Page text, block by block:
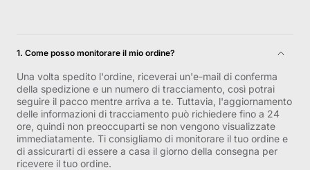
1. Come posso monitorare il mio ordine?
Una volta spedito l'ordine, riceverai un'e-mail di conferma
della spedizione e un numero di tracciamento, così potrai
seguire il pacco mentre arriva a te. Tuttavia, l'aggiornamento
delle informazioni di tracciamento può richiedere fino a 24
ore, quindi non preoccuparti se non vengono visualizzate
immediatamente. Ti consigliamo di monitorare il tuo ordine e
di assicurarti di essere a casa il giorno della consegna per
ricevere il tuo ordine.